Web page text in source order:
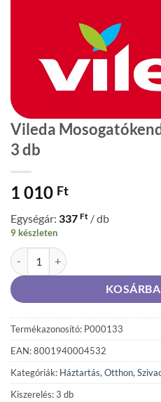
Vileda
3 db
1 010 Ft
Egységár: 337 Ft / db
9 készleten
Vileda Mosogatókendő 50%
Termékazonosító: P000133
EAN: 8001940004532
Kategóriák: Háztartás, Otthon,
Kiszerelés: 3 db